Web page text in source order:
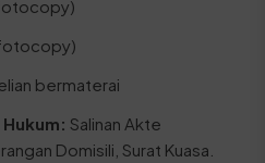
fotocopy)
bermaterai
Salinan Akte
Domisili, Surat Kuasa.